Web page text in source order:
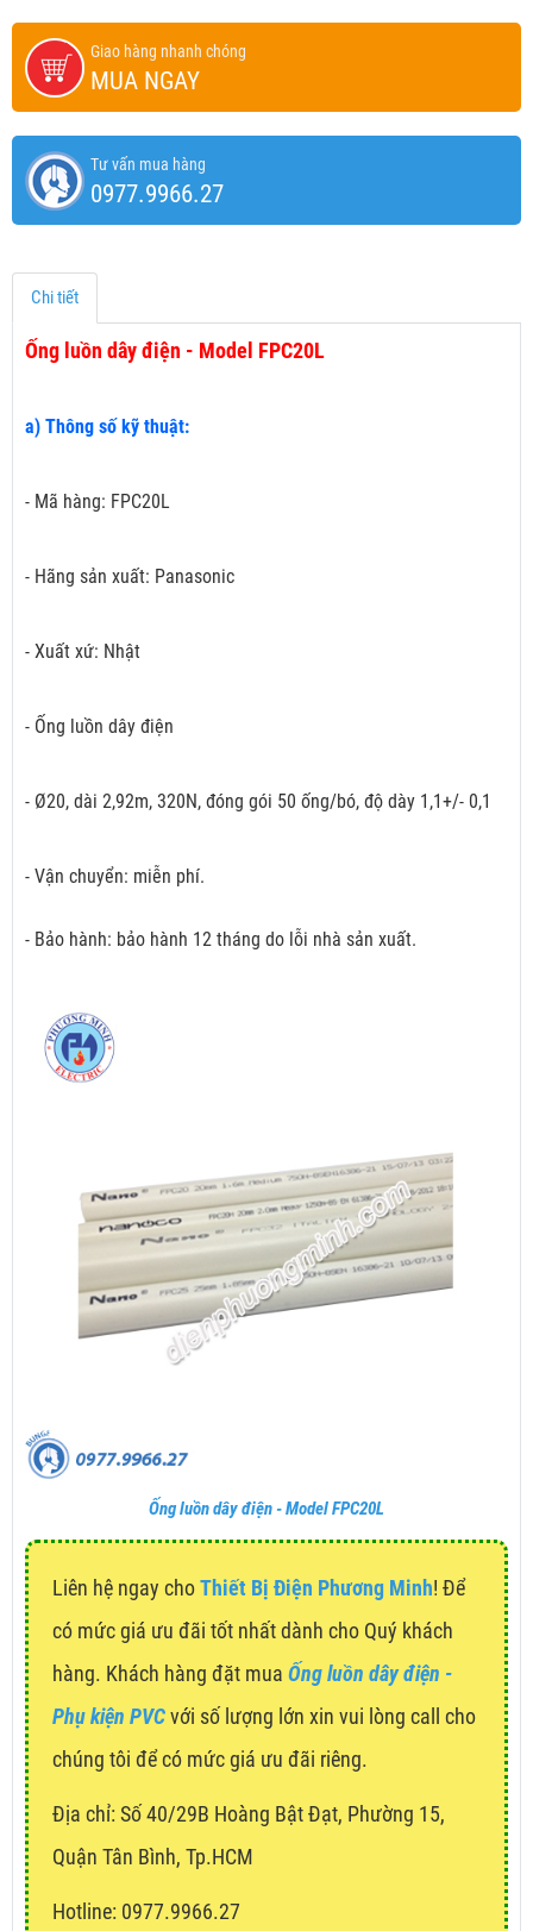
Giao hàng nhanh chóng
MUA NGAY
Tư vấn mua hàng
0977.9966.27
Chi tiết
Ống luồn dây điện - Model FPC20L
a) Thông số kỹ thuật:
- Mã hàng: FPC20L
- Hãng sản xuất: Panasonic
- Xuất xứ: Nhật
- Ống luồn dây điện
- Ø20, dài 2,92m, 320N, đóng gói 50 ống/bó, độ dày 1,1+/- 0,1
- Vận chuyển: miễn phí.
- Bảo hành: bảo hành 12 tháng do lỗi nhà sản xuất.
Ống luồn dây điện - Model FPC20L
Liên hệ ngay choThiết Bị Điện Phương Minh! Để
có mức giá ưu đãi tốt nhất dành cho Quý khách
hàng. Khách hàng đặt mua Ống luồn dây điện -
Phụ kiện PVCvới số lượng lớn xin vui lòng call cho
chúng tôi để có mức giá ưu đãi riêng.
Địa chỉ: Số 40/29B Hoàng Bật Đạt, Phường 15,
Quận Tân Bình, Tp.HCM
Hotline: 0977.9966.27